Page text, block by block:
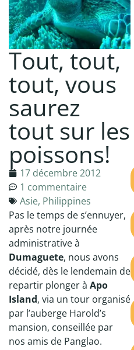
Tout, tout,
tout, vous
saurez
tout sur les
poissons!
17 décembre 2012
1 commentaire
Asie, Philippines
Pas le temps de s’ennuyer,
après notre journée
administrative à
Dumaguete, nous avons
décidé, dès le lendemain de
repartir plonger à Apo
Island, via un tour organisé
par l’auberge Harold’s
mansion, conseillée par
nos amis de Panglao.